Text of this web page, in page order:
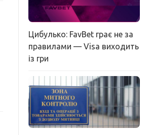
Цибулько: FavBet грає не за
правилами — Visa виходить
із гри